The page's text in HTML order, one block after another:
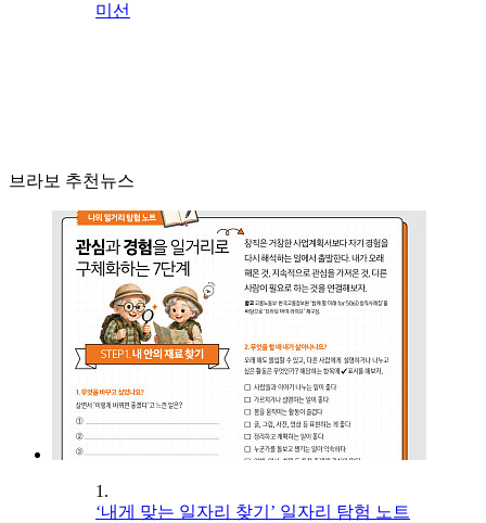
미선
브라보 추천뉴스
1.
‘내게 맞는 일자리 찾기’ 일자리 탐험 노트